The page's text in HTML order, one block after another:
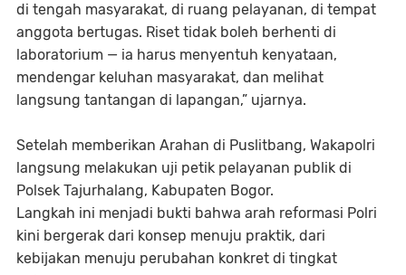
di tengah masyarakat, di ruang pelayanan, di tempat
anggota bertugas. Riset tidak boleh berhenti di
laboratorium — ia harus menyentuh kenyataan,
mendengar keluhan masyarakat, dan melihat
langsung tantangan di lapangan,” ujarnya.
Setelah memberikan Arahan di Puslitbang, Wakapolri
langsung melakukan uji petik pelayanan publik di
Polsek Tajurhalang, Kabupaten Bogor.
Langkah ini menjadi bukti bahwa arah reformasi Polri
kini bergerak dari konsep menuju praktik, dari
kebijakan menuju perubahan konkret di tingkat